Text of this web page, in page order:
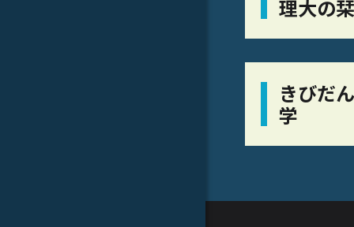
理大の栞
きびだ
学